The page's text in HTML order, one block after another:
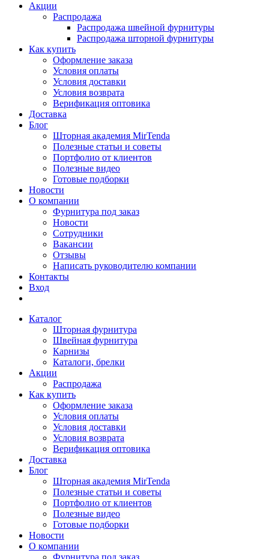
Акции
Распродажа
Распродажа швейной фурнитуры
Распродажа шторной фурнитуры
Как купить
Оформление заказа
Условия оплаты
Условия доставки
Условия возврата
Верификация оптовика
Доставка
Блог
Шторная академия MirTenda
Полезные статьи и советы
Портфолио от клиентов
Полезные видео
Готовые подборки
Новости
О компании
Фурнитура под заказ
Новости
Сотрудники
Вакансии
Отзывы
Написать руководителю компании
Контакты
Вход
Каталог
Шторная фурнитура
Швейная фурнитура
Карнизы
Каталоги, брелки
Акции
Распродажа
Как купить
Оформление заказа
Условия оплаты
Условия доставки
Условия возврата
Верификация оптовика
Доставка
Блог
Шторная академия MirTenda
Полезные статьи и советы
Портфолио от клиентов
Полезные видео
Готовые подборки
Новости
О компании
Фурнитура под заказ